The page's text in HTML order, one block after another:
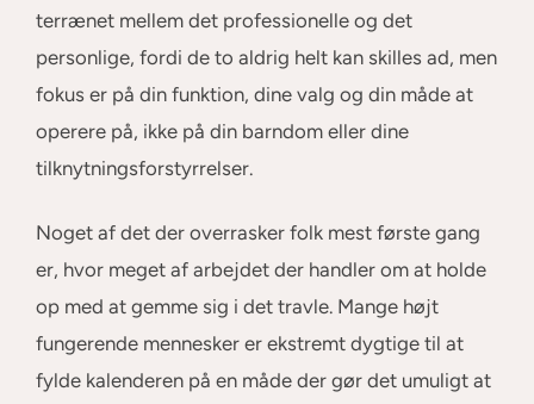
terrænet mellem det professionelle og det
personlige, fordi de to aldrig helt kan skilles ad, men
fokus er på din funktion, dine valg og din måde at
operere på, ikke på din barndom eller dine
tilknytningsforstyrrelser.
Noget af det der overrasker folk mest første gang
er, hvor meget af arbejdet der handler om at holde
op med at gemme sig i det travle. Mange højt
fungerende mennesker er ekstremt dygtige til at
fylde kalenderen på en måde der gør det umuligt at